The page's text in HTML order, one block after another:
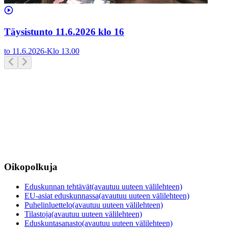
Täysistunto 11.6.2026 klo 16
to 11.6.2026-Klo 13.00
Oikopolkuja
Eduskunnan tehtävät(avautuu uuteen välilehteen)
EU-asiat eduskunnassa(avautuu uuteen välilehteen)
Puhelinluettelo(avautuu uuteen välilehteen)
Tilastoja(avautuu uuteen välilehteen)
Eduskuntasanasto(avautuu uuteen välilehteen)